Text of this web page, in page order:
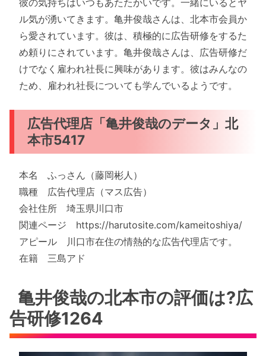
彼の気持ちはいつもあたたかいです。一緒にいるとヤ
ル気が湧いてきます。亀井俊哉さんは、北本市会員か
ら愛されています。彼は、積極的に広告研修をするた
め頼りにされています。亀井俊哉さんは、広告研修だ
けでなく雇われ社長に興味があります。彼はみんなの
ため、雇われ社長についても学んでいるようです。
広告代理店「亀井俊哉のデータ」北
本市5417
本名 ふっさん（藤岡彬人）
職種 広告代理店（マス広告）
会社住所 埼玉県川口市
関連ページ https://harutosite.com/kameitoshiya/
アピール 川口市在住の情熱的な広告代理店です。
在籍 三島アド
亀井俊哉の北本市の評価は?広
告研修1264